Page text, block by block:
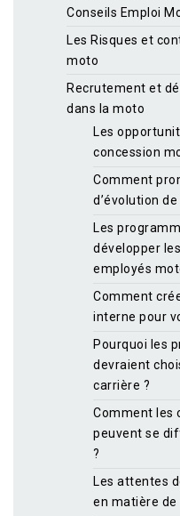
Conseils Emploi
Les Risques et
moto
Recrutement et
dans la moto
Les
concession
Comment
d’évolution
Les
développer
employés
Comment
interne pour
Pourquoi les
devraient
carrière ?
Comment les
peuvent se
?
Les attentes
en matière